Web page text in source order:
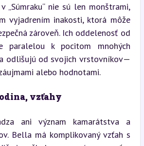
„Súmraku“ nie sú len monštrami,
vyjadrením inakosti, ktorá môže
zároveň. Ich oddelenosť od
paralelou k pocitom mnohých
odlišujú od svojich vrstovníkov—
alebo hodnotami.
vzťahy
ani význam kamarátstva a
Bella má komplikovaný vzťah s